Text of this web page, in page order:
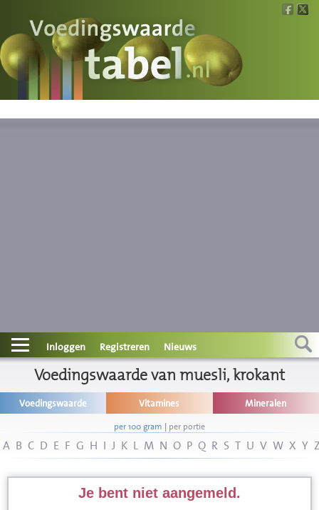
Voedingswaarde
Wat is wat?
Contact
Informatie
Disclaimer
Inloggen Registreren Nieuws
Voedingswaarde van muesli, krokant
Voedingswaarde Vitamines Mineralen
per 100 gram | per portie
A B C D E F G H I J K L M N O P Q R S T U V W X Y
Je bent niet aangemeld.